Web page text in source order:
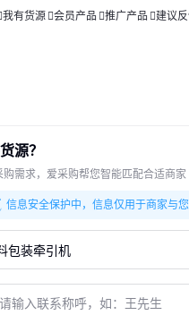
我有货源 会员产品 推广产品 建议
源？
购需求，爱采购帮您智能匹配合适商家
信息安全保护中，信息仅用于商家与